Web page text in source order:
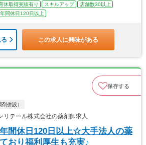
休取得実績有り スキルアップ
店舗数30以上
年間休日120日以上
この求人に興味がある
保存する
併設）
テール株式会社の薬剤師求人
年間休日120日以上☆大手法人の薬
おり福利厚生も充実♪